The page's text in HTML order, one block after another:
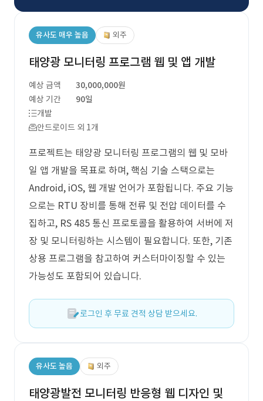
유사도 매우 높음 외주
태양광 모니터링 프로그램 웹 및 앱 개발
예상 금액
30,000,000원
예상 기간
90일
개발
안드로이드 외 1개
프로젝트는 태양광 모니터링 프로그램의 웹 및 모바
일 앱 개발을 목표로 하며, 핵심 기술 스택으로는
Android, iOS, 웹 개발 언어가 포함됩니다. 주요 기능
으로는 RTU 장비를 통해 전류 및 전압 데이터를 수
집하고, RS 485 통신 프로토콜을 활용하여 서버에 저
장 및 모니터링하는 시스템이 필요합니다. 또한, 기존
상용 프로그램을 참고하여 커스터마이징할 수 있는
가능성도 포함되어 있습니다.
로그인 후 무료 견적 상담 받으세요.
유사도 높음 외주
태양광발전 모니터링 반응형 웹 디자인 및